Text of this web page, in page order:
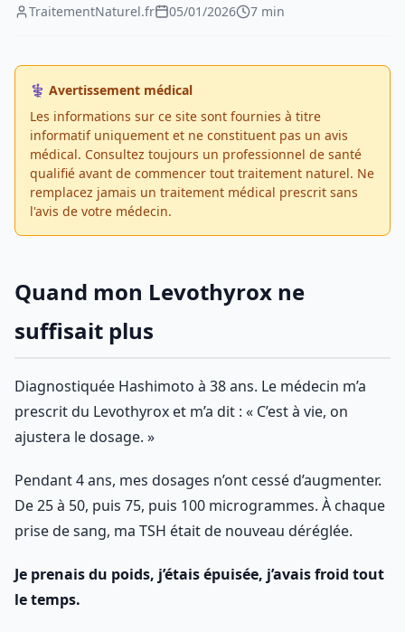
TraitementNaturel.fr 05/01/2026 7 min
⚕️ Avertissement médical
Les informations sur ce site sont fournies à titre
informatif uniquement et ne constituent pas un avis
médical. Consultez toujours un professionnel de santé
qualifié avant de commencer tout traitement naturel. Ne
remplacez jamais un traitement médical prescrit sans
l'avis de votre médecin.
Quand mon Levothyrox ne
suffisait plus
Diagnostiquée Hashimoto à 38 ans. Le médecin m’a
prescrit du Levothyrox et m’a dit : « C’est à vie, on
ajustera le dosage. »
Pendant 4 ans, mes dosages n’ont cessé d’augmenter.
De 25 à 50, puis 75, puis 100 microgrammes. À chaque
prise de sang, ma TSH était de nouveau déréglée.
Je prenais du poids, j’étais épuisée, j’avais froid tout
le temps.